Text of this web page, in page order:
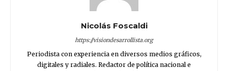
Nicolás Foscaldi
https://visiondesarrollista.org
Periodista con experiencia en diversos medios gráficos,
digitales y radiales. Redactor de política nacional e